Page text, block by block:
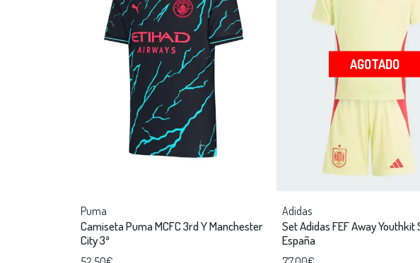
Puma
Camiseta Puma MCFC 3rd Y Manchester
City 3ª
AGOTADO
Adidas
Set Adidas FEF Away Youthkit
España